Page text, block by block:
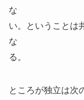
な
い。ということは
な
る。
ところが独立は次